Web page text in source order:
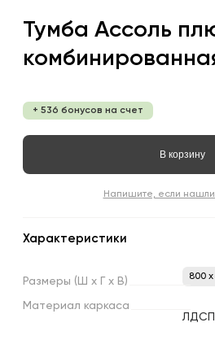
Тумба Ассоль
+ 536 бонусов на счет
В корзину
Напишите, если
Характеристики
Размеры (Ш х х В) 800
Материал каркаса
ЛДСП